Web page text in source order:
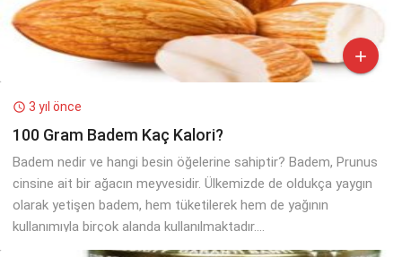

 3 yıl önce
100 Gram Badem Kaç Kalori?
Badem nedir ve hangi besin öğelerine sahiptir? Badem, Prunus
cinsine ait bir ağacın meyvesidir. Ülkemizde de oldukça yaygın
olarak yetişen badem, hem tüketilerek hem de yağının
kullanımıyla birçok alanda kullanılmaktadır....